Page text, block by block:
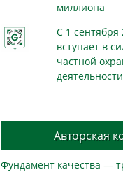
миллиона
С 1 сентября
вступает в
частной
деятельности
Авторская
Фундамент качества —